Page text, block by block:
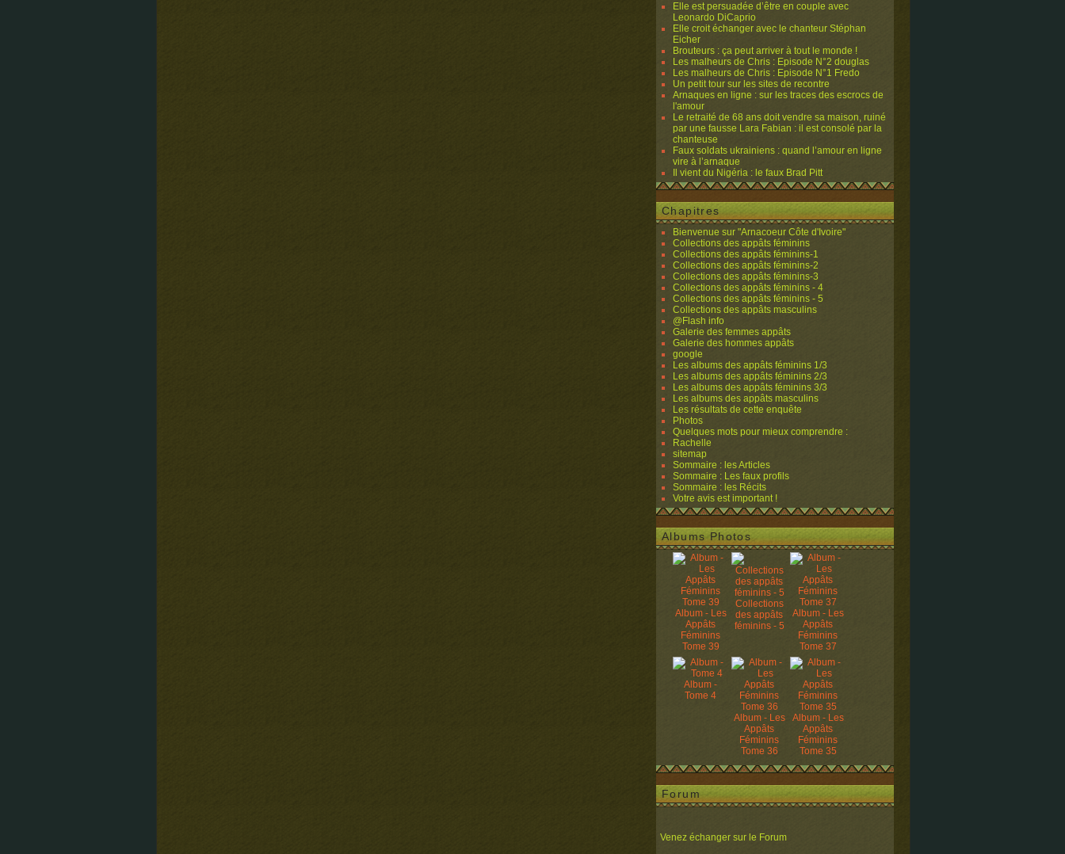
Elle est persuadée d’être en couple avec
Leonardo DiCaprio
Elle croit échanger avec le chanteur Stéphan
Eicher
Brouteurs : ça peut arriver à tout le monde !
Les malheurs de Chris : Episode N°2 douglas
Les malheurs de Chris : Episode N°1 Fredo
Un petit tour sur les sites de recontre
Arnaques en ligne : sur les traces des escrocs de
l'amour
Le retraité de 68 ans doit vendre sa maison, ruiné
par une fausse Lara Fabian : il est consolé par la
chanteuse
Faux soldats ukrainiens : quand l’amour en ligne
vire à l’arnaque
Il vient du Nigéria : le faux Brad Pitt
Chapitres
Bienvenue sur "Arnacoeur Côte d'Ivoire"
Collections des appâts féminins
Collections des appâts féminins-1
Collections des appâts féminins-2
Collections des appâts féminins-3
Collections des appâts féminins - 4
Collections des appâts féminins - 5
Collections des appâts masculins
@Flash info
Galerie des femmes appâts
Galerie des hommes appâts
google
Les albums des appâts féminins 1/3
Les albums des appâts féminins 2/3
Les albums des appâts féminins 3/3
Les albums des appâts masculins
Les résultats de cette enquête
Photos
Quelques mots pour mieux comprendre :
Rachelle
sitemap
Sommaire : les Articles
Sommaire : Les faux profils
Sommaire : les Récits
Votre avis est important !
Albums Photos
Album - Les
Appâts
Féminins
Tome 39
Collections
des appâts
féminins - 5
Album - Les
Appâts
Féminins
Tome 37
Album -
Tome 4
Album - Les
Appâts
Féminins
Tome 36
Album - Les
Appâts
Féminins
Tome 35
Forum
Venez échanger sur le Forum